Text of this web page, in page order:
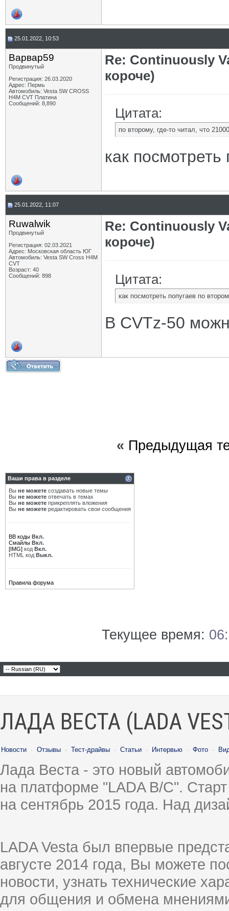
25.01.2022, 10:53
Варвар59
Продвинутый
Регистрация: 26.03.2020
Адрес: Пермь
Автомобиль: Vesta SW CROSS
H4M CVT Платина
Сообщений: 8,890
Re: Continuously
короче)
Цитата:
по второму, где-то читал, что
как
25.01.2022, 11:07
Ruwalwik
Продвинутый
Регистрация: 02.03.2021
Адрес: Московская область ЮГ
Автомобиль: Vesta SW Cross H4M
CVT
Возраст: 40
Сообщений: 898
Re: Continuously
короче)
Цитата:
как посмотреть попугаев по
В CVTz-50
« Предыдущая
Ваши права в разделе
Вы не можете создавать новые темы
Вы не можете отвечать в темах
Вы не можете прикреплять вложения
Вы не можете редактировать свои сообщения
BB коды Вкл.
Смайлы Вкл.
[IMG] код Вкл.
HTML код Выкл.
Правила форума
Текущее время:
ЛАДА ВЕСТА (LADA
Новости · Отзывы · Тест-драйвы · Статьи · Интервью · Фото ·
Лада Веста - это новый
на платформе "LADA B/C".
на сентябрь 2015 года. Над
LADA Vesta был впервые
августе 2014 года, Вы можете
новости, узнать технические
для общения и обмена